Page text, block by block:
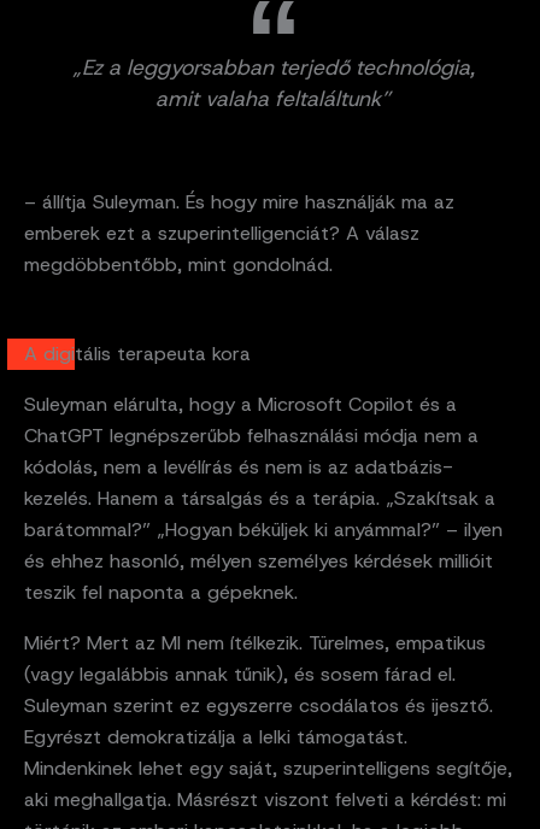
„Ez a leggyorsabban terjedő technológia,
amit valaha feltaláltunk”
– állítja Suleyman. És hogy mire használják ma az
emberek ezt a szuperintelligenciát? A válasz
megdöbbentőbb, mint gondolnád.
A digitális terapeuta kora
Suleyman elárulta, hogy a Microsoft Copilot és a
ChatGPT legnépszerűbb felhasználási módja nem a
kódolás, nem a levélírás és nem is az adatbázis-
kezelés. Hanem a társalgás és a terápia. „Szakítsak a
barátommal?” „Hogyan béküljek ki anyámmal?” – ilyen
és ehhez hasonló, mélyen személyes kérdések millióit
teszik fel naponta a gépeknek.
Miért? Mert az MI nem ítélkezik. Türelmes, empatikus
(vagy legalábbis annak tűnik), és sosem fárad el.
Suleyman szerint ez egyszerre csodálatos és ijesztő.
Egyrészt demokratizálja a lelki támogatást.
Mindenkinek lehet egy saját, szuperintelligens segítője,
aki meghallgatja. Másrészt viszont felveti a kérdést: mi